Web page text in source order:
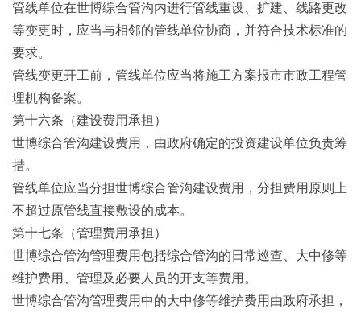
管线单位在世博综合管沟内进行管线重设、扩建、线路更改
等变更时，应当与相邻的管线单位协商，并符合技术标准的
要求。
管线变更开工前，管线单位应当将施工方案报市市政工程管
理机构备案。
第十六条（建设费用承担）
世博综合管沟建设费用，由政府确定的投资建设单位负责筹
措。
管线单位应当分担世博综合管沟建设费用，分担费用原则上
不超过原管线直接敷设的成本。
第十七条（管理费用承担）
世博综合管沟管理费用包括综合管沟的日常巡查、大中修等
维护费用、管理及必要人员的开支等费用。
世博综合管沟管理费用中的大中修等维护费用由政府承担，